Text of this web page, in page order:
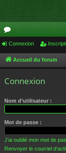
or
u
Connexion
Accueil du forum
Connexion
Nom d’utilisateur :
Mot de passe :
J’ai oublié mon mot de
Renvoyer le courriel